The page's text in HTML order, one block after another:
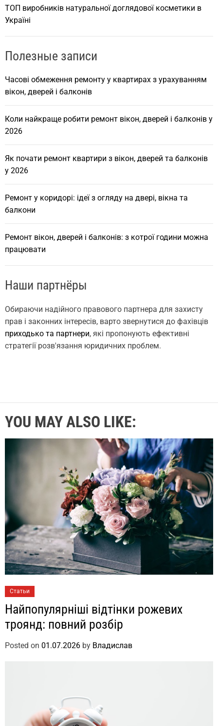
ТОП виробників натуральної доглядової косметики в
Україні
Полезные записи
Часові обмеження ремонту у квартирах з урахуванням
вікон, дверей і балконів
Коли найкраще робити ремонт вікон, дверей і балконів у
2026
Як почати ремонт квартири з вікон, дверей та балконів
у 2026
Ремонт у коридорі: ідеї з огляду на двері, вікна та
балкони
Ремонт вікон, дверей і балконів: з котрої години можна
працювати
Наши партнёры
Обираючи надійного правового партнера для захисту
прав і законних інтересів, варто звернутися до фахівців
приходько та партнери, які пропонують ефективні
стратегії розв'язання юридичних проблем.
YOU MAY ALSO LIKE:
Статьи
Найпопулярніші відтінки рожевих
троянд: повний розбір
Posted on 01.07.2026 by Владислав